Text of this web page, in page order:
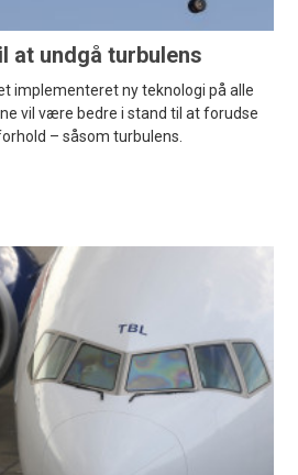
at undgå turbulens
implementeret ny teknologi på alle
vil være bedre i stand til at forudse
– såsom turbulens.